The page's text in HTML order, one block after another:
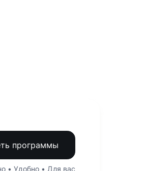
программы
• Удобно • Для вас